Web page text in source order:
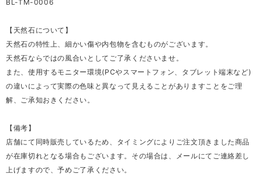
BL-TM-0006
【天然石について】
天然石の特性上、細かい傷や内包物を含むものがございます。
天然石ならではの風合いとしてご了承くださいませ。
また、使用するモニター環境(PCやスマートフォン、タブレット端末など)
の違いによって実際の色味と異なって見えることがありますことをご理
解、ご承知おきください。
【備考】
店舗にて同時販売しているため、タイミングによりご注文頂きました商品
が在庫切れとなる場合もございます。その場合は、メールにてご連絡差し
上げますので、予めご了承ください。